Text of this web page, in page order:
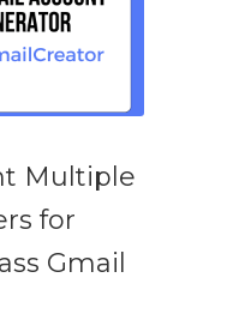
Multiple
for
Gmail